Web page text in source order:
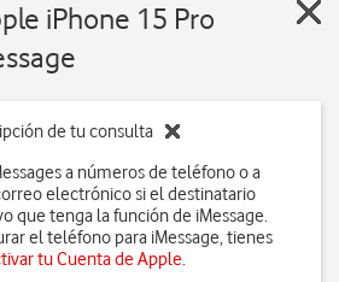
iPhone 15 Pro
de tu consulta
a números de teléfono o a
electrónico si el destinatario
que tenga la función de iMessage.
el teléfono para iMessage, tienes
tu Cuenta de Apple.